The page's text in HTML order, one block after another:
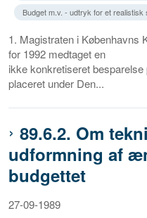
Budget m.v. - udtryk for et realistisk
1. Magistraten i Københavns
for 1992 medtaget en
ikke konkretiseret
placeret under Den...
89.6.2. Om
udformning af
budgettet
27-09-1989